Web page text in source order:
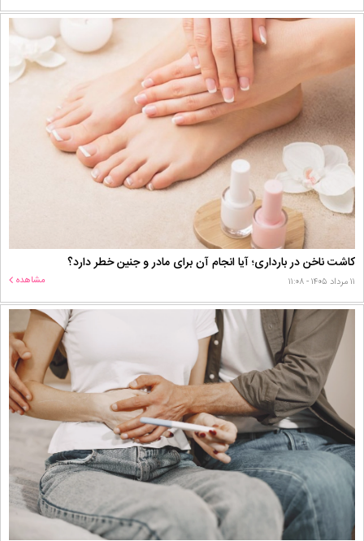
کاشت ناخن در بارداری؛ آیا انجام آن برای مادر و جنین خطر دارد؟
۱۱ مرداد ۱۴۰۵ - ۱۱:۰۸ مشاهده